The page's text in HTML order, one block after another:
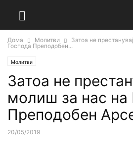
Дома Молитви
Затоа не
Господа Преподобен...
Молитви
Затоа не
молиш за нас на
Преподобен
20/05/2019